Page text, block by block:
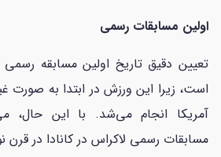
اولین مسابقات رسمی
تعیین دقیق تاریخ اولین مسابقه رسمی
است، زیرا این ورزش در ابتدا به صورت
آمریکا انجام می‌شد. با این حال،
مسابقات رسمی لاکراس در کانادا در قرن